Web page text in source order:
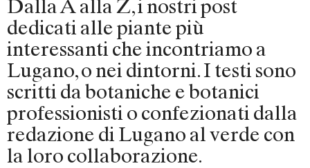
Dalla A alla Z, i nostri post
dedicati alle piante più
interessanti che incontriamo a
Lugano, o nei dintorni. I testi sono
scritti da botaniche e botanici
professionisti o confezionati dalla
redazione di Lugano al verde con
la loro collaborazione.